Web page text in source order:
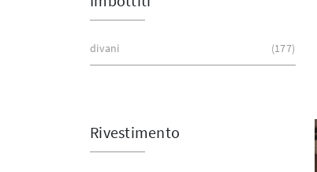
divani 177
Rivestimento